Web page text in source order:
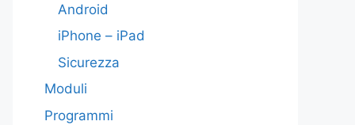
Android
iPhone – iPad
Sicurezza
Moduli
Programmi